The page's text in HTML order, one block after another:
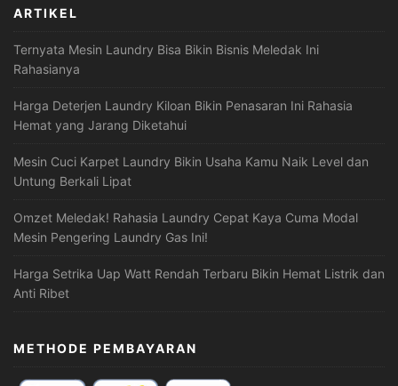
ARTIKEL
Ternyata Mesin Laundry Bisa Bikin Bisnis Meledak Ini
Rahasianya
Harga Deterjen Laundry Kiloan Bikin Penasaran Ini Rahasia
Hemat yang Jarang Diketahui
Mesin Cuci Karpet Laundry Bikin Usaha Kamu Naik Level dan
Untung Berkali Lipat
Omzet Meledak! Rahasia Laundry Cepat Kaya Cuma Modal
Mesin Pengering Laundry Gas Ini!
Harga Setrika Uap Watt Rendah Terbaru Bikin Hemat Listrik dan
Anti Ribet
METHODE PEMBAYARAN